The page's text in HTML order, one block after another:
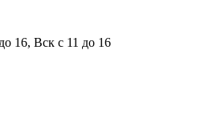
16, Вск с 11 до 16